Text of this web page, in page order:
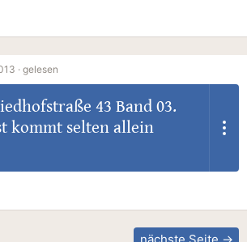
· gelesen
43 Band 03.
kommt selten allein